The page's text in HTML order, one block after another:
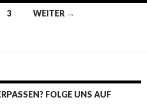
3 WEITER →
FOLGE UNS AUF